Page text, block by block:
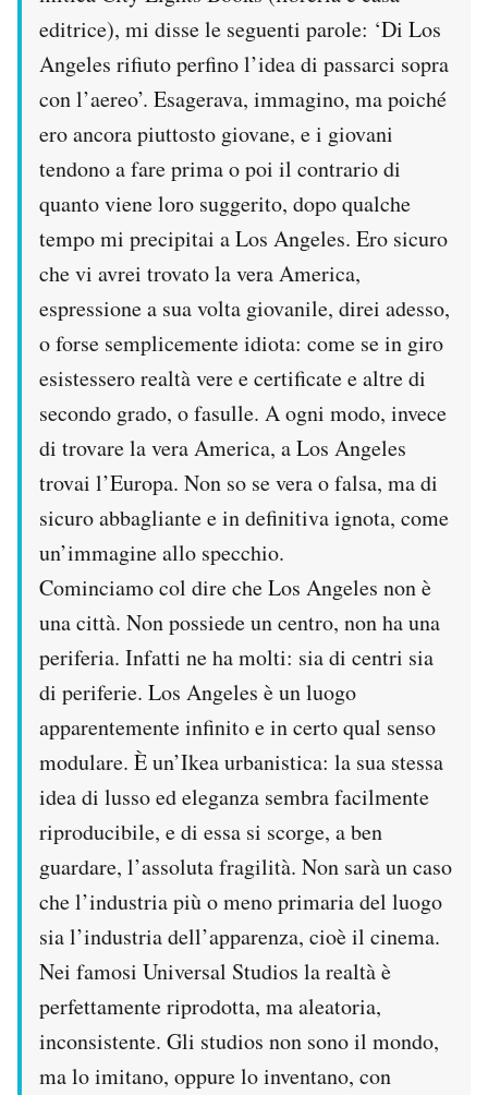
AREA PERSONALE
Area Personale
Newsletter
Notifiche mobile
Regala il Post
Esci
editrice), mi disse le seguenti parole: ‘Di Los
Angeles rifiuto perfino l’idea di passarci sopra
con l’aereo’. Esagerava, immagino, ma poiché
ero ancora piuttosto giovane, e i giovani
tendono a fare prima o poi il contrario di
quanto viene loro suggerito, dopo qualche
tempo mi precipitai a Los Angeles. Ero sicuro
che vi avrei trovato la vera America,
espressione a sua volta giovanile, direi adesso,
o forse semplicemente idiota: come se in giro
esistessero realtà vere e certificate e altre di
secondo grado, o fasulle. A ogni modo, invece
di trovare la vera America, a Los Angeles
trovai l’Europa. Non so se vera o falsa, ma di
sicuro abbagliante e in definitiva ignota, come
un’immagine allo specchio.
Cominciamo col dire che Los Angeles non è
una città. Non possiede un centro, non ha una
periferia. Infatti ne ha molti: sia di centri sia
di periferie. Los Angeles è un luogo
apparentemente infinito e in certo qual senso
modulare. È un’Ikea urbanistica: la sua stessa
idea di lusso ed eleganza sembra facilmente
riproducibile, e di essa si scorge, a ben
guardare, l’assoluta fragilità. Non sarà un caso
che l’industria più o meno primaria del luogo
sia l’industria dell’apparenza, cioè il cinema.
Nei famosi Universal Studios la realtà è
perfettamente riprodotta, ma aleatoria,
inconsistente. Gli studios non sono il mondo,
ma lo imitano, oppure lo inventano, con